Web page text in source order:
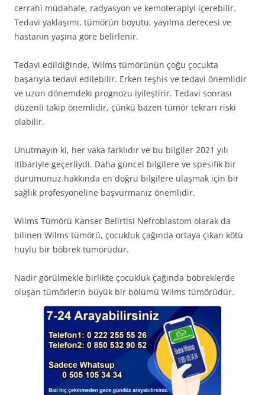
cerrahi müdahale, radyasyon ve kemoterapiyi içerebilir.
Tedavi yaklaşımı, tümörün boyutu, yayılma derecesi ve
hastanın yaşına göre belirlenir.
Tedavi edildiğinde, Wilms tümörünün çoğu çocukta
başarıyla tedavi edilebilir. Erken teşhis ve tedavi önemlidir
ve uzun dönemdeki prognozu iyileştirir. Tedavi sonrası
düzenli takip önemlidir, çünkü bazen tümör tekrarı riski
olabilir.
Unutmayın ki, her vaka farklıdır ve bu bilgiler 2021 yılı
itibariyle geçerliydi. Daha güncel bilgilere ve spesifik bir
durumunuz hakkında en doğru bilgilere ulaşmak için bir
sağlık profesyoneline başvurmanız önemlidir.
Wilms Tümörü Kanser Belirtisi Nefroblastom olarak da
bilinen Wilms tümörü, çocukluk çağında ortaya çıkan kötü
huylu bir böbrek tümörüdür.
Nadir görülmekle birlikte çocukluk çağında böbreklerde
oluşan tümörlerin büyük bir bölümü Wilms tümörüdür.